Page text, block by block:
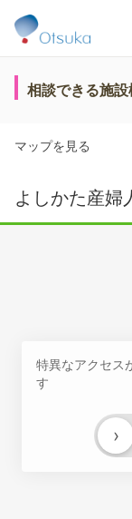
相談できる施設
マップを見る
よしかた産婦
特異なアクセス
す
›